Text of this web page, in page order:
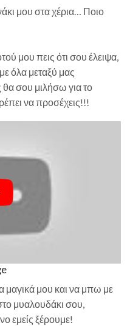
μου στα χέρια… Ποιο
μου πεις ότι σου έλειψα,
όλα μεταξύ μας
θα σου μιλήσω για το
να προσέχεις!!!
μου και να μπω με
μυαλουδάκι σου,
εμείς ξέρουμε!